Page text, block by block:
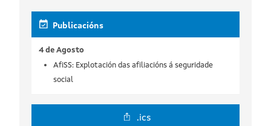
Publicacións
4 de Agosto
AfiSS: Explotación das afiliacións á seguridade
social
.ics